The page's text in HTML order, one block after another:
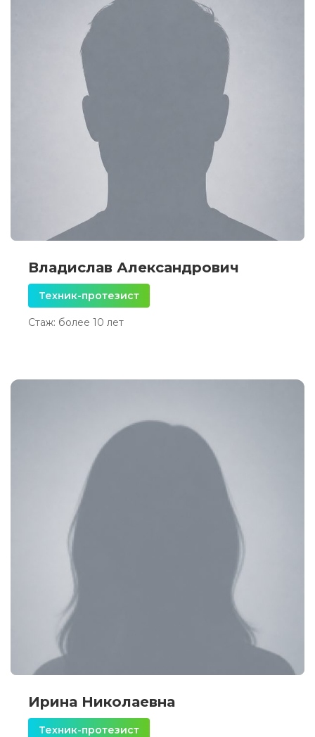
Владислав Александрович
Техник-протезист
Стаж: более 10 лет
Ирина Николаевна
Техник-протезист